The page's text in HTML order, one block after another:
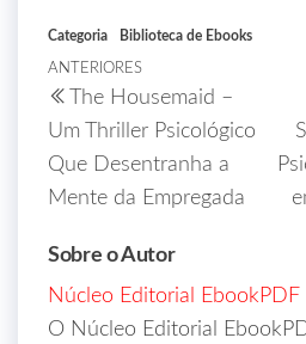
Categoria Biblioteca de Ebooks
ANTERIORES
The Housemaid –
Um Thriller Psicológico
Que Desentranha a
Mente da Empregada
Sobre o Autor
Núcleo Editorial EbookPDF
O Núcleo Editorial